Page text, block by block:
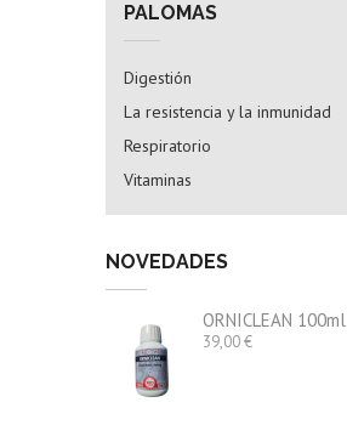
PALOMAS
Digestión
La resistencia y la inmunidad
Respiratorio
Vitaminas
NOVEDADES
ORNICLEAN 100ml
39,00 €Precio